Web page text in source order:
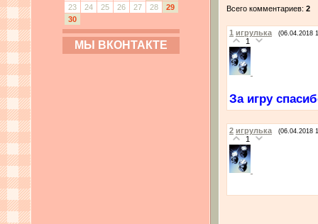
23
24 25 26 27 28
29
30
МЫ ВКОНТАКТЕ
Всего комментариев: 2
1 игрулька (06.04.2018
1
За игру
2 игрулька (06.04.2018
1